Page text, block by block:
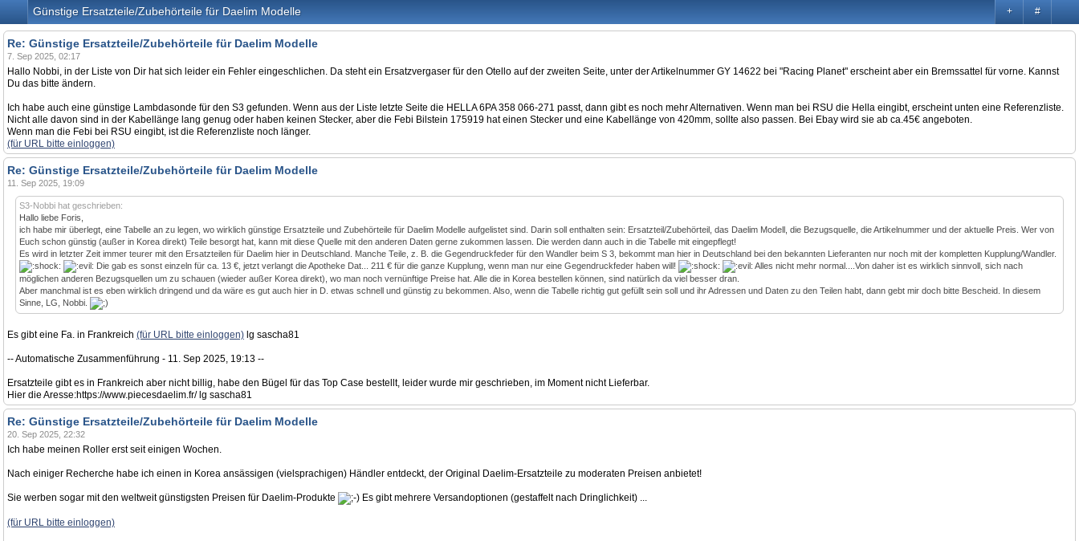
#
+
Günstige Ersatzteile/Zubehörteile für Daelim Modelle
Re: Günstige Ersatzteile/Zubehörteile für Daelim Modelle
7. Sep 2025, 02:17
Hallo Nobbi, in der Liste von Dir hat sich leider ein Fehler eingeschlichen. Da steht ein Ersatzvergaser für den Otello auf der zweiten Seite, unter der Artikelnummer GY 14622 bei "Racing Planet" erscheint aber ein Bremssattel für vorne. Kannst
Du das bitte ändern.
Ich habe auch eine günstige Lambdasonde für den S3 gefunden. Wenn aus der Liste letzte Seite die HELLA 6PA 358 066-271 passt, dann gibt es noch mehr Alternativen. Wenn man bei RSU die Hella eingibt, erscheint unten eine Referenzliste.
Nicht alle davon sind in der Kabellänge lang genug oder haben keinen Stecker, aber die Febi Bilstein 175919 hat einen Stecker und eine Kabellänge von 420mm, sollte also passen. Bei Ebay wird sie ab ca.45€ angeboten.
Wenn man die Febi bei RSU eingibt, ist die Referenzliste noch länger.
(für URL bitte einloggen)
Re: Günstige Ersatzteile/Zubehörteile für Daelim Modelle
11. Sep 2025, 19:09
S3-Nobbi hat geschrieben:
Hallo liebe Foris,
ich habe mir überlegt, eine Tabelle an zu legen, wo wirklich günstige Ersatzteile und Zubehörteile für Daelim Modelle aufgelistet sind. Darin soll enthalten sein: Ersatzteil/Zubehörteil, das Daelim Modell, die Bezugsquelle, die Artikelnummer und der aktuelle Preis. Wer von
Euch schon günstig (außer in Korea direkt) Teile besorgt hat, kann mit diese Quelle mit den anderen Daten gerne zukommen lassen. Die werden dann auch in die Tabelle mit eingepflegt!
Es wird in letzter Zeit immer teurer mit den Ersatzteilen für Daelim hier in Deutschland. Manche Teile, z. B. die Gegendruckfeder für den Wandler beim S 3, bekommt man hier in Deutschland bei den bekannten Lieferanten nur noch mit der kompletten Kupplung/Wandler.
Die gab es sonst einzeln für ca. 13 €, jetzt verlangt die Apotheke Dat... 211 € für die ganze Kupplung, wenn man nur eine Gegendruckfeder haben will!
Alles nicht mehr normal....Von daher ist es wirklich sinnvoll, sich nach
möglichen anderen Bezugsquellen um zu schauen (wieder außer Korea direkt), wo man noch vernünftige Preise hat. Alle die in Korea bestellen können, sind natürlich da viel besser dran.
Aber manchmal ist es eben wirklich dringend und da wäre es gut auch hier in D. etwas schnell und günstig zu bekommen. Also, wenn die Tabelle richtig gut gefüllt sein soll und ihr Adressen und Daten zu den Teilen habt, dann gebt mir doch bitte Bescheid. In diesem
Sinne, LG, Nobbi.
Es gibt eine Fa. in Frankreich (für URL bitte einloggen) lg sascha81
-- Automatische Zusammenführung - 11. Sep 2025, 19:13 --
Ersatzteile gibt es in Frankreich aber nicht billig, habe den Bügel für das Top Case bestellt, leider wurde mir geschrieben, im Moment nicht Lieferbar.
Hier die Aresse:https://www.piecesdaelim.fr/ lg sascha81
Re: Günstige Ersatzteile/Zubehörteile für Daelim Modelle
20. Sep 2025, 22:32
Ich habe meinen Roller erst seit einigen Wochen.
Nach einiger Recherche habe ich einen in Korea ansässigen (vielsprachigen) Händler entdeckt, der Original Daelim-Ersatzteile zu moderaten Preisen anbietet!
Sie werben sogar mit den weltweit günstigsten Preisen für Daelim-Produkte Es gibt mehrere Versandoptionen (gestaffelt nach Dringlichkeit) ...
(für URL bitte einloggen)